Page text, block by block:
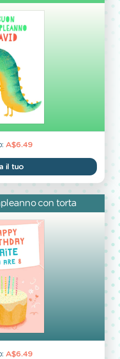
A$6.49
il tuo
con torta
A$6.49